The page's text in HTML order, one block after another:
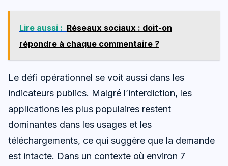
Lire aussi : Réseaux sociaux : doit-on
répondre à chaque commentaire ?
Le défi opérationnel se voit aussi dans les
indicateurs publics. Malgré l’interdiction, les
applications les plus populaires restent
dominantes dans les usages et les
téléchargements, ce qui suggère que la demande
est intacte. Dans un contexte où environ 7